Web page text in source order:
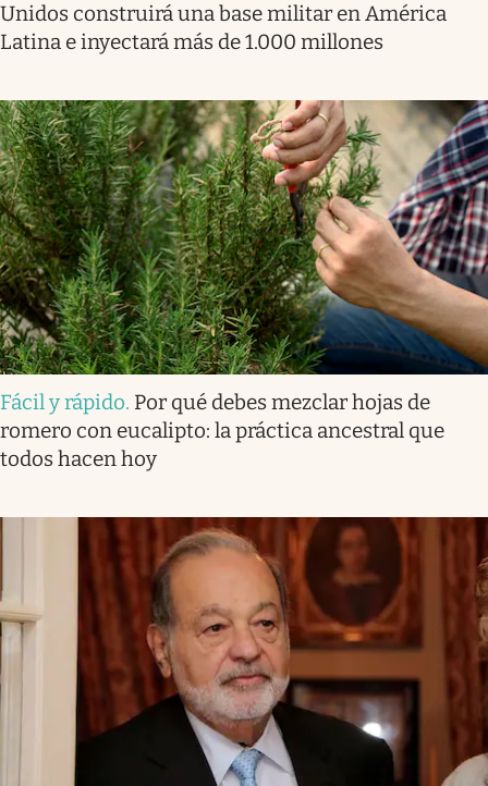
Unidos construirá una base militar en América
Latina e inyectará más de 1.000 millones
Fácil y rápido. Por qué debes mezclar hojas de
romero con eucalipto: la práctica ancestral que
todos hacen hoy